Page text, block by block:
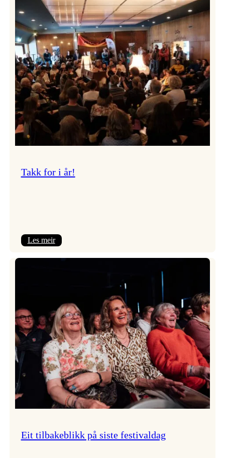
Vossa
Jazz
om
endringar
i
administrasjonen
Takk for i år!
Les meir:
Eit tilbakeblikk på siste festivaldag